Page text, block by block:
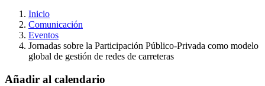
Inicio
Comunicación
Eventos
Jornadas sobre la Participación Público-Privada como modelo
global de gestión de redes de carreteras
Añadir al calendario